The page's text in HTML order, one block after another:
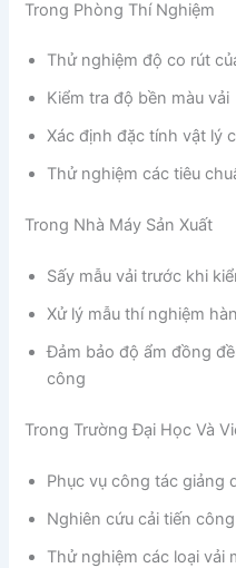
Trong Phòng Thí Nghiệm
Thử nghiệm độ co rút
Kiểm tra độ bền màu vải
Xác định đặc tính vật lý
Thử nghiệm các tiêu
Trong Nhà Máy Sản Xuất
Sấy mẫu vải trước khi
Xử lý mẫu thí nghiệm
Đảm bảo độ ẩm đồng
công
Trong Trường Đại Học Và
Phục vụ công tác giảng
Nghiên cứu cải tiến
Thử nghiệm các loại vải